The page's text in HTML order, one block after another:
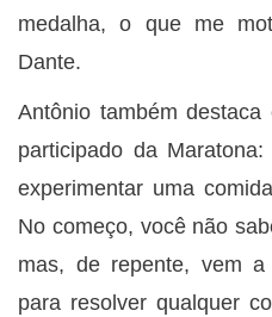
medalha, o que me
Dante.
Antônio também
participado da
experimentar uma
No começo, você não
mas, de repente, vem
para resolver qualquer